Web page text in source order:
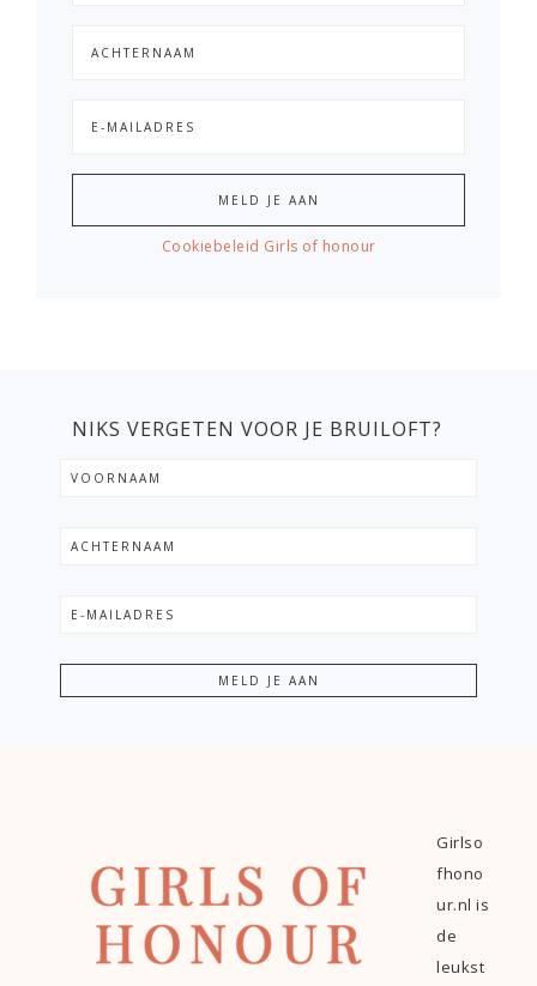
Cookiebeleid Girls of honour
NIKS VERGETEN VOOR JE BRUILOFT?
Girlso
fhono
ur.nl is
de
leukst